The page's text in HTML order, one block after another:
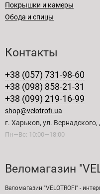
Покрышки и камеры
Обода и спицы
Контакты
+38 (057) 731-98-60
+38 (098) 858-21-31
+38 (099) 219-16-99
shop@velotrofi.ua
г. Харьков, ул. Вернадского,
Пн—Вс: 10:00—18:00
Веломагазин
Веломагазин "VELOTROFI" -